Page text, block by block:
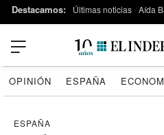
Destacamos: Últimas noticias Aída
OPINIÓN ESPAÑA
ESPAÑA